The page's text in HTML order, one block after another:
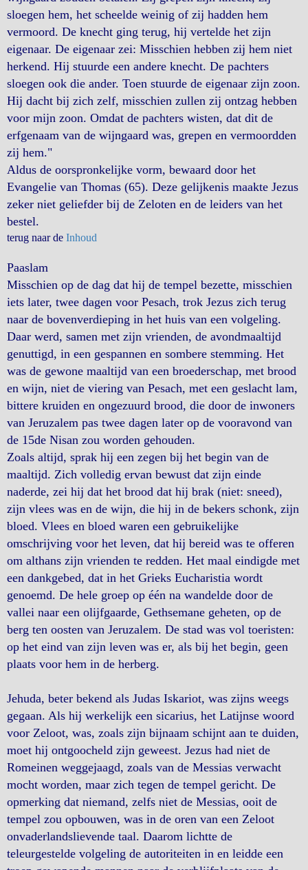
sloegen hem, het scheelde weinig of zij hadden hem
vermoord. De knecht ging terug, hij vertelde het zijn
eigenaar. De eigenaar zei: Misschien hebben zij hem niet
herkend. Hij stuurde een andere knecht. De pachters
sloegen ook die ander. Toen stuurde de eigenaar zijn zoon.
Hij dacht bij zich zelf, misschien zullen zij ontzag hebben
voor mijn zoon. Omdat de pachters wisten, dat dit de
erfgenaam van de wijngaard was, grepen en vermoordden
zij hem."
Aldus de oorspronkelijke vorm, bewaard door het
Evangelie van Thomas (65). Deze gelijkenis maakte Jezus
zeker niet geliefder bij de Zeloten en de leiders van het
bestel.
terug naar de Inhoud
Paaslam
Misschien op de dag dat hij de tempel bezette, misschien
iets later, twee dagen voor Pesach, trok Jezus zich terug
naar de bovenverdieping in het huis van een volgeling.
Daar werd, samen met zijn vrienden, de avondmaaltijd
genuttigd, in een gespannen en sombere stemming. Het
was de gewone maaltijd van een broederschap, met brood
en wijn, niet de viering van Pesach, met een geslacht lam,
bittere kruiden en ongezuurd brood, die door de inwoners
van Jeruzalem pas twee dagen later op de vooravond van
de 15de Nisan zou worden gehouden.
Zoals altijd, sprak hij een zegen bij het begin van de
maaltijd. Zich volledig ervan bewust dat zijn einde
naderde, zei hij dat het brood dat hij brak (niet: sneed),
zijn vlees was en de wijn, die hij in de bekers schonk, zijn
bloed. Vlees en bloed waren een gebruikelijke
omschrijving voor het leven, dat hij bereid was te offeren
om althans zijn vrienden te redden. Het maal eindigde met
een dankgebed, dat in het Grieks Eucharistia wordt
genoemd. De hele groep op één na wandelde door de
vallei naar een olijfgaarde, Gethsemane geheten, op de
berg ten oosten van Jeruzalem. De stad was vol toeristen:
op het eind van zijn leven was er, als bij het begin, geen
plaats voor hem in de herberg.
Jehuda, beter bekend als Judas Iskariot, was zijns weegs
gegaan. Als hij werkelijk een sicarius, het Latijnse woord
voor Zeloot, was, zoals zijn bijnaam schijnt aan te duiden,
moet hij ontgoocheld zijn geweest. Jezus had niet de
Romeinen weggejaagd, zoals van de Messias verwacht
mocht worden, maar zich tegen de tempel gericht. De
opmerking dat niemand, zelfs niet de Messias, ooit de
tempel zou opbouwen, was in de oren van een Zeloot
onvaderlandslievende taal. Daarom lichtte de
teleurgestelde volgeling de autoriteiten in en leidde een